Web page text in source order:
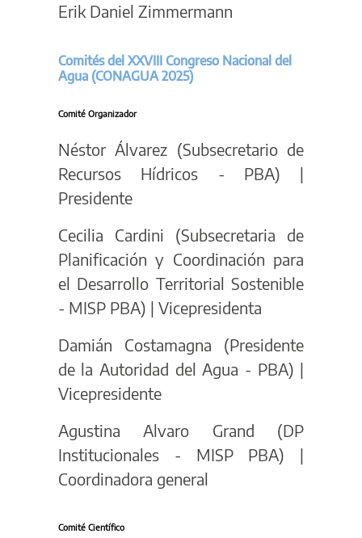
Erik Daniel Zimmermann
Comités del XXVIII Congreso Nacional del
Agua (CONAGUA 2025)
Comité Organizador
Néstor Álvarez (Subsecretario de
Recursos Hídricos - PBA) |
Presidente
Cecilia Cardini (Subsecretaria de
Planificación y Coordinación para
el Desarrollo Territorial Sostenible
- MISP PBA) | Vicepresidenta
Damián Costamagna (Presidente
de la Autoridad del Agua - PBA) |
Vicepresidente
Agustina Alvaro Grand (DP
Institucionales - MISP PBA) |
Coordinadora general
Comité Científico